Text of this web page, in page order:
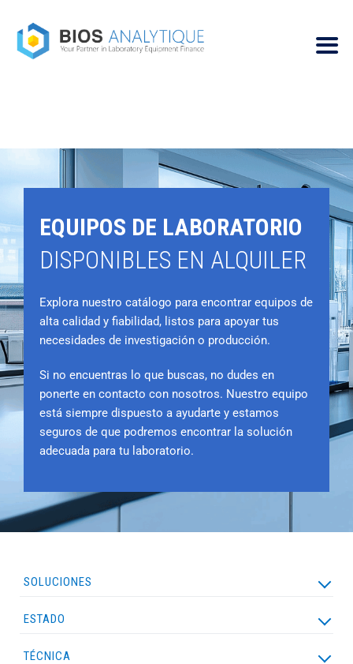
EQUIPOS DE LABORATORIO
DISPONIBLES EN ALQUILER
Explora nuestro catálogo para encontrar equipos de
alta calidad y fiabilidad, listos para apoyar tus
necesidades de investigación o producción.
Si no encuentras lo que buscas, no dudes en
ponerte en contacto con nosotros. Nuestro equipo
está siempre dispuesto a ayudarte y estamos
seguros de que podremos encontrar la solución
adecuada para tu laboratorio.
SOLUCIONES
ALQUILER
LEASING
ULTRAFLEX
ESTADO
NUEVO
PROMOCIÓN
REACONDICIONADO
TÉCNICA